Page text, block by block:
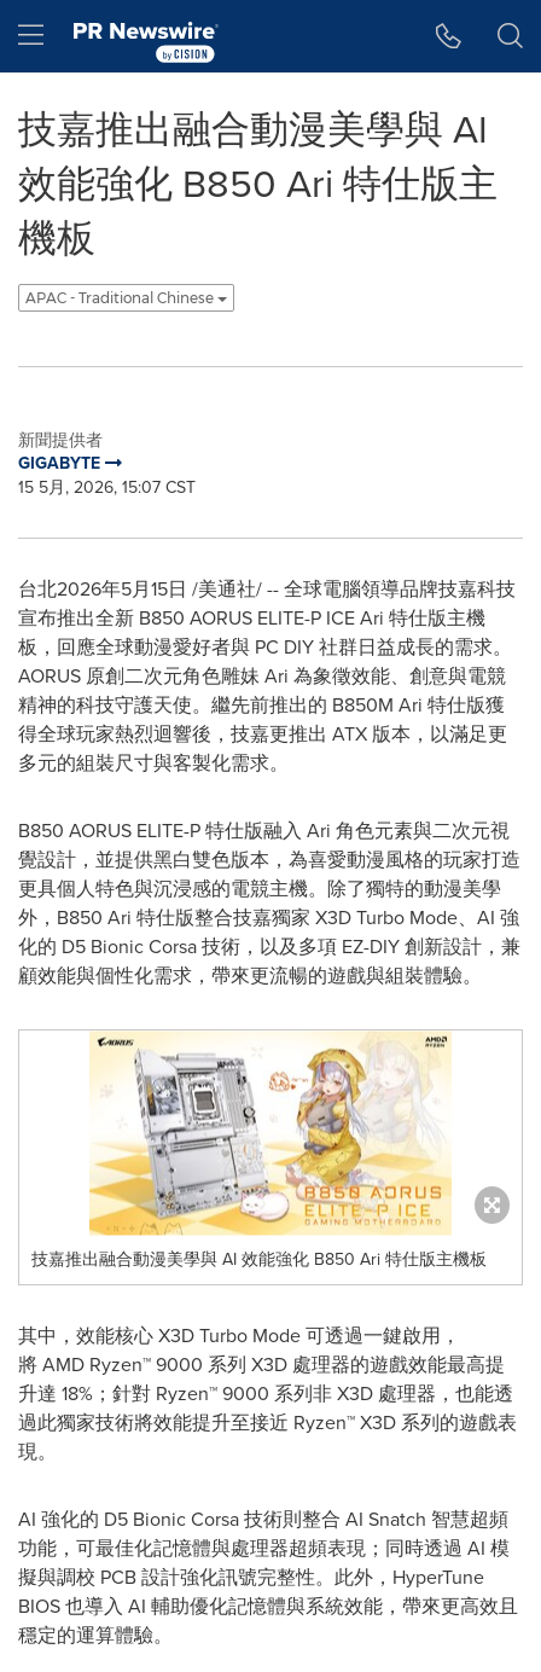
Hamburger menu
技嘉推出融合動漫美學與 AI
效能強化 B850 Ari 特仕版主
機板
APAC - Traditional Chinese
新聞提供者
GIGABYTE
15 5月, 2026, 15:07 CST
台北2026年5月15日 /美通社/ -- 全球電腦領導品牌技嘉科技
宣布推出全新 B850 AORUS ELITE-P ICE Ari 特仕版主機
板，回應全球動漫愛好者與 PC DIY 社群日益成長的需求。
AORUS 原創二次元角色雕妹 Ari 為象徵效能、創意與電競
精神的科技守護天使。繼先前推出的 B850M Ari 特仕版獲
得全球玩家熱烈迴響後，技嘉更推出 ATX 版本，以滿足更
多元的組裝尺寸與客製化需求。
B850 AORUS ELITE-P 特仕版融入 Ari 角色元素與二次元視
覺設計，並提供黑白雙色版本，為喜愛動漫風格的玩家打造
更具個人特色與沉浸感的電競主機。除了獨特的動漫美學
外，B850 Ari 特仕版整合技嘉獨家 X3D Turbo Mode、AI 強
化的 D5 Bionic Corsa 技術，以及多項 EZ-DIY 創新設計，兼
顧效能與個性化需求，帶來更流暢的遊戲與組裝體驗。
技嘉推出融合動漫美學與 AI 效能強化 B850 Ari 特仕版主機板
其中，效能核心 X3D Turbo Mode 可透過一鍵啟用，
將 AMD Ryzen™ 9000 系列 X3D 處理器的遊戲效能最高提
升達 18%；針對 Ryzen™ 9000 系列非 X3D 處理器，也能透
過此獨家技術將效能提升至接近 Ryzen™ X3D 系列的遊戲表
現。
AI 強化的 D5 Bionic Corsa 技術則整合 AI Snatch 智慧超頻
功能，可最佳化記憶體與處理器超頻表現；同時透過 AI 模
擬與調校 PCB 設計強化訊號完整性。此外，HyperTune
BIOS 也導入 AI 輔助優化記憶體與系統效能，帶來更高效且
穩定的運算體驗。